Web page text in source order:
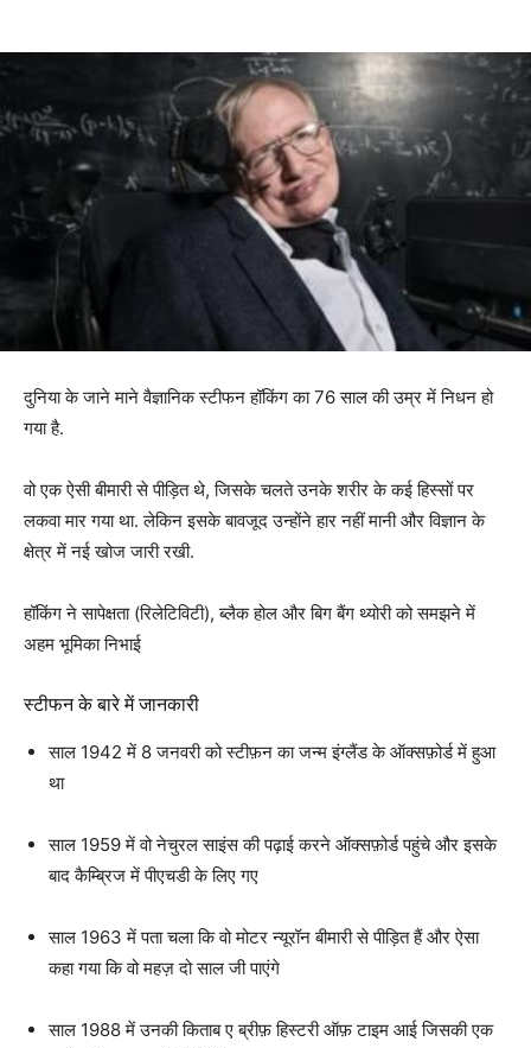
दुनिया के जाने माने वैज्ञानिक स्टीफन हॉकिंग का 76 साल की उम्र में निधन हो
गया है.
वो एक ऐसी बीमारी से पीड़ित थे, जिसके चलते उनके शरीर के कई हिस्सों पर
लकवा मार गया था. लेकिन इसके बावजूद उन्होंने हार नहीं मानी और विज्ञान के
क्षेत्र में नई खोज जारी रखी.
हॉकिंग ने सापेक्षता (रिलेटिविटी), ब्लैक होल और बिग बैंग थ्योरी को समझने में
अहम भूमिका निभाई
स्टीफन के बारे में जानकारी
साल 1942 में 8 जनवरी को स्टीफ़न का जन्म इंग्लैंड के ऑक्सफ़ोर्ड में हुआ
था
साल 1959 में वो नेचुरल साइंस की पढ़ाई करने ऑक्सफ़ोर्ड पहुंचे और इसके
बाद कैम्ब्रिज में पीएचडी के लिए गए
साल 1963 में पता चला कि वो मोटर न्यूरॉन बीमारी से पीड़ित हैं और ऐसा
कहा गया कि वो महज़ दो साल जी पाएंगे
साल 1988 में उनकी किताब ए ब्रीफ़ हिस्टरी ऑफ़ टाइम आई जिसकी एक